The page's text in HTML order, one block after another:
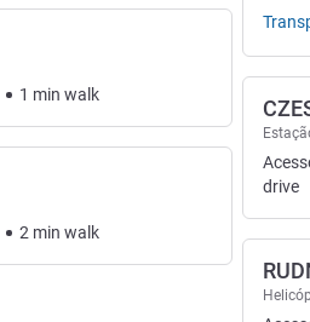
1 min walk
2 min walk
drive